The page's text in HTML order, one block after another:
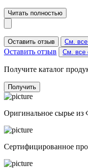
Читать полностью
Оставить отзыв См.
Оставить отзыв См. все
Получите каталог
Получить
Оригинальное сырье из
Сертифицированное